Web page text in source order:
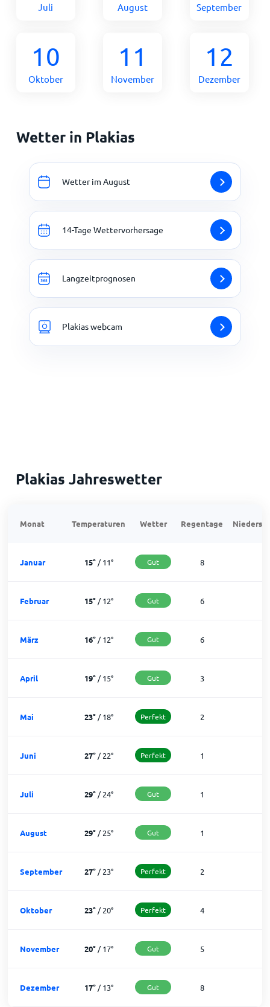
Juli August September
10
Oktober
11
November
12
Dezember
Wetter in Plakias
Wetter im August
14-Tage Wettervorhersage
Langzeitprognosen
Plakias webcam
Plakias Jahreswetter
Monat Temperaturen Wetter Regentage
Januar 15°/11° Gut 8
Februar 15°/12° Gut 6
März 16°/12° Gut 6
April 19°/15° Gut 3
Mai 23°/18° Perfekt 2
Juni 27°/22° Perfekt 1
Juli 29°/24° Gut 1
August 29°/25° Gut 1
September 27°/23° Perfekt 2
Oktober 23°/20° Perfekt 4
November 20°/17° Gut 5
Dezember 17°/13° Gut 8